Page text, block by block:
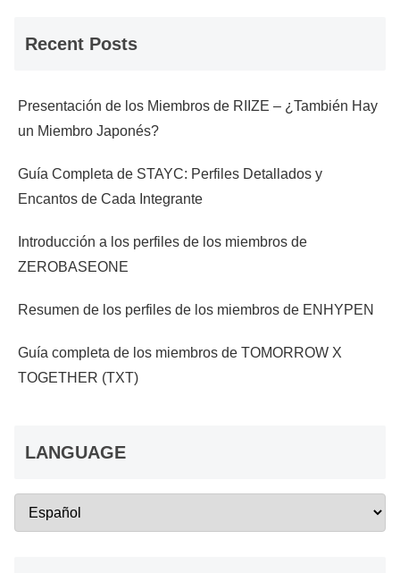
Recent Posts
Presentación de los Miembros de RIIZE – ¿También Hay
un Miembro Japonés?
Guía Completa de STAYC: Perfiles Detallados y
Encantos de Cada Integrante
Introducción a los perfiles de los miembros de
ZEROBASEONE
Resumen de los perfiles de los miembros de ENHYPEN
Guía completa de los miembros de TOMORROW X
TOGETHER (TXT)
LANGUAGE